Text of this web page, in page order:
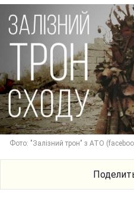
Фото: "Залізний трон" з АТО